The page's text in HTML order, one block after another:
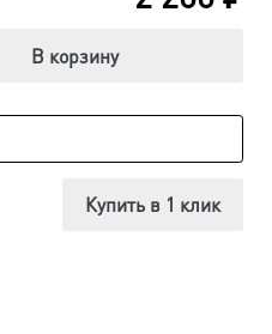
В корзину
Купить в 1 клик